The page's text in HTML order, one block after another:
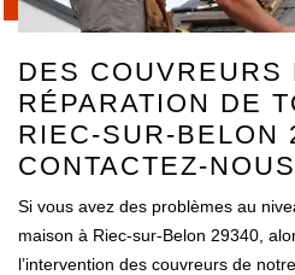
DES COUVREURS
RÉPARATION DE
RIEC-SUR-BELON
CONTACTEZ-NOUS
Si vous avez des problèmes au
maison à Riec-sur-Belon 29340,
l’intervention des couvreurs de